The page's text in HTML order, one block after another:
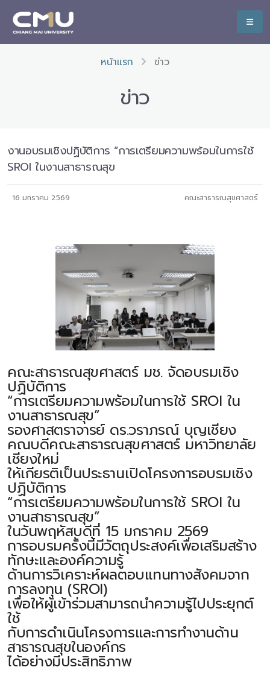
หน้าแรก ข่าว
ข่าว
งานอบรมเชิงปฏิบัติการ “การเตรียมความพร้อมในการใช้
SROI ในงานสาธารณสุข
16 มกราคม 2569 คณะสาธารณสุขศาสตร์
คณะสาธารณสุขศาสตร์ มช. จัดอบรมเชิง
ปฏิบัติการ
“การเตรียมความพร้อมในการใช้ SROI ใน
งานสาธารณสุข”
รองศาสตราจารย์ ดร.วราภรณ์ บุญเชียง
คณบดีคณะสาธารณสุขศาสตร์ มหาวิทยาลัย
เชียงใหม่
ให้เกียรติเป็นประธานเปิดโครงการอบรมเชิง
ปฏิบัติการ
“การเตรียมความพร้อมในการใช้ SROI ใน
งานสาธารณสุข”
ในวันพฤหัสบดีที่ 15 มกราคม 2569
การอบรมครั้งนี้มีวัตถุประสงค์เพื่อเสริมสร้าง
ทักษะและองค์ความรู้
ด้านการวิเคราะห์ผลตอบแทนทางสังคมจาก
การลงทุน (SROI)
เพื่อให้ผู้เข้าร่วมสามารถนำความรู้ไปประยุกต์
ใช้
กับการดำเนินโครงการและการทำงานด้าน
สาธารณสุขในองค์กร
ได้อย่างมีประสิทธิภาพ